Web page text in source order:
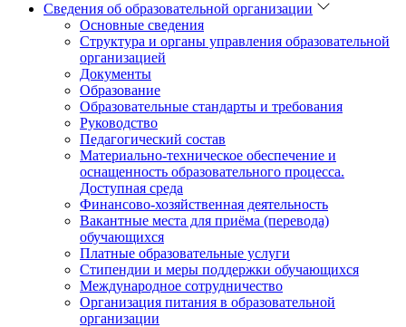
Сведения об образовательной организации
Основные сведения
Структура и органы управления образовательной
организацией
Документы
Образование
Образовательные стандарты и требования
Руководство
Педагогический состав
Материально-техническое обеспечение и
оснащенность образовательного процесса.
Доступная среда
Финансово-хозяйственная деятельность
Вакантные места для приёма (перевода)
обучающихся
Платные образовательные услуги
Стипендии и меры поддержки обучающихся
Международное сотрудничество
Организация питания в образовательной
организации